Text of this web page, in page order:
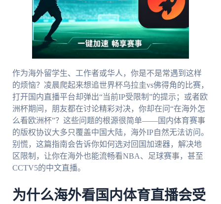
作为海外留学生、工作者或华人，你是不是常遇到这样
的烦恼？凌晨爬起来想追世界杯乌拉圭vs佛得角的比赛，
打开国内直播平台却弹出“当前IP受限制”的提示；或者欧
洲杯期间，朋友都在讨论精彩对决，你却在问“在海外怎
么看欧洲杯”？这些问题的根源很简单——国内体育赛事
的版权协议大多只覆盖中国大陆，海外IP自然无法访问。
别慌，这篇指南会告诉你如何选对回国加速器，解决地
区限制，让你在海外也能流畅看NBA、足球赛事，甚至
CCTV5的中文直播。
为什么海外看国内体育直播会受